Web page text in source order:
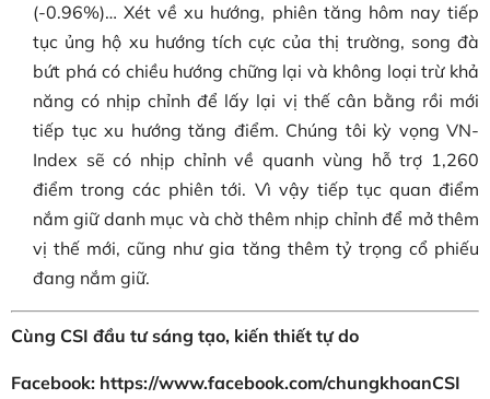
(-0.96%)… Xét về xu hướng, phiên tăng hôm nay tiếp
tục ủng hộ xu hướng tích cực của thị trường, song đà
bứt phá có chiều hướng chững lại và không loại trừ khả
năng có nhịp chỉnh để lấy lại vị thế cân bằng rồi mới
tiếp tục xu hướng tăng điểm. Chúng tôi kỳ vọng VN-
Index sẽ có nhịp chỉnh về quanh vùng hỗ trợ 1,260
điểm trong các phiên tới. Vì vậy tiếp tục quan điểm
nắm giữ danh mục và chờ thêm nhịp chỉnh để mở thêm
vị thế mới, cũng như gia tăng thêm tỷ trọng cổ phiếu
đang nắm giữ.
Cùng CSI đầu tư sáng tạo, kiến thiết tự do
Facebook: https://www.facebook.com/chungkhoanCSI